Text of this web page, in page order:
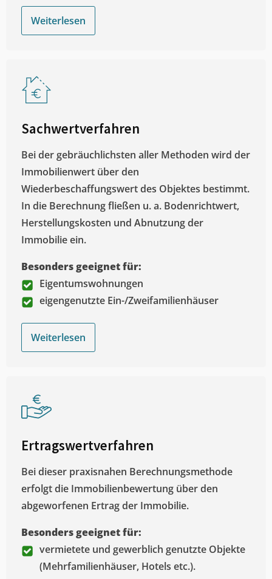
Weiterlesen
Sachwertverfahren
Bei der gebräuchlichsten aller Methoden wird der
Immobilienwert über den
Wiederbeschaffungswert des Objektes bestimmt.
In die Berechnung fließen u. a. Bodenrichtwert,
Herstellungskosten und Abnutzung der
Immobilie ein.
Besonders geeignet für:
Eigentumswohnungen
eigengenutzte Ein-/Zweifamilienhäuser
Weiterlesen
Ertragswertverfahren
Bei dieser praxisnahen Berechnungsmethode
erfolgt die Immobilienbewertung über den
abgeworfenen Ertrag der Immobilie.
Besonders geeignet für:
vermietete und gewerblich genutzte Objekte
(Mehrfamilienhäuser, Hotels etc.).